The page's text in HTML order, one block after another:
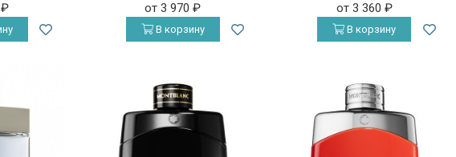
₽ от 3 970₽
В корзину
от 3 360 ₽
В корзину